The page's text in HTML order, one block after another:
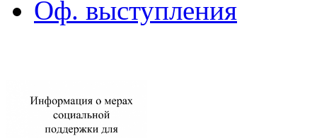
Оф. выступления